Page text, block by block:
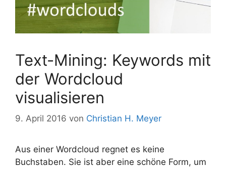
Text-Mining: Keywords mit
der Wordcloud
visualisieren
9. April 2016 von Christian H. Meyer
Aus einer Wordcloud regnet es keine
Buchstaben. Sie ist aber eine schöne Form, um